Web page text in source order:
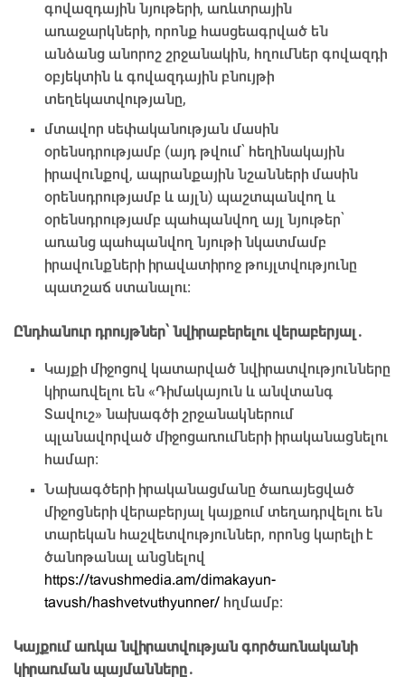
գովազդային նյութերի, առևտրային
առաջարկների, որոնք հասցեագրված են
անձանց անորոշ շրջանակին, հղումներ գովազդի
օբյեկտին և գովազդային բնույթի
տեղեկատվությանը,
մտավոր սեփականության մասին
օրենսդրությամբ (այդ թվում՝ հեղինակային
իրավունքով, ապրանքային նշանների մասին
օրենսդրությամբ և այլն) պաշտպանվող և
օրենսդրությամբ պահպանվող այլ նյութեր՝
առանց պահպանվող նյութի նկատմամբ
իրավունքների իրավատիրոջ թույլտվությունը
պատշաճ ստանալու։
Ընդհանուր դրույթներ՝ նվիրաբերելու վերաբերյալ․
Կայքի միջոցով կատարված նվիրատվությունները
կիրառվելու են «Դիմակայուն և անվտանգ
Տավուշ» նախագծի շրջանակներում
պլանավորված միջոցառումների իրականացնելու
համար։
Նախագծերի իրականացմանը ծառայեցված
միջոցների վերաբերյալ կայքում տեղադրվելու են
տարեկան հաշվետվություններ, որոնց կարելի է
ծանոթանալ անցնելով
https://tavushmedia.am/dimakayun-
tavush/hashvetvuthyunner/ հղմամբ։
Կայքում առկա նվիրատվության գործառնականի
կիրառման պայմանները․